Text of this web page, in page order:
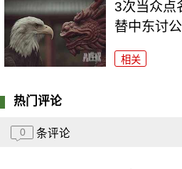
3次当众点
替中东讨
相关
热门评论
0 条评论